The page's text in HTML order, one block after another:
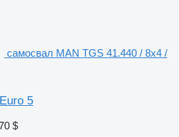
самосвал MAN TGS 41.440 / 8x4 /
5
$